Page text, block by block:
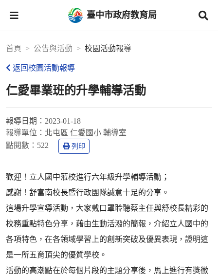
臺中市政府教育局
首頁 公告與活動 校園活動報導
返回校園活動報導
仁愛畢業班的升學輔導活動
報導日期： 2023-01-18
報導單位： 北屯區 仁愛國小 輔導室
點閱數： 522 列印
歡迎！立人國中蒞校進行六年級升學輔導活動；
感謝！舒富南校長暨行政團隊誠意十足的分享。
這場升學宣導活動，大家戴口罩聆聽蔡主任與舒校長精彩的
校務重點特色分享，藉由生動活潑的簡報，介紹立人國中的
各項特色，在各領域學習上的創新突破及優異表現，證明這
是一所五育頂尖的優質學校。
活動的高潮點在於每個片段的主題分享後，馬上進行有獎徵